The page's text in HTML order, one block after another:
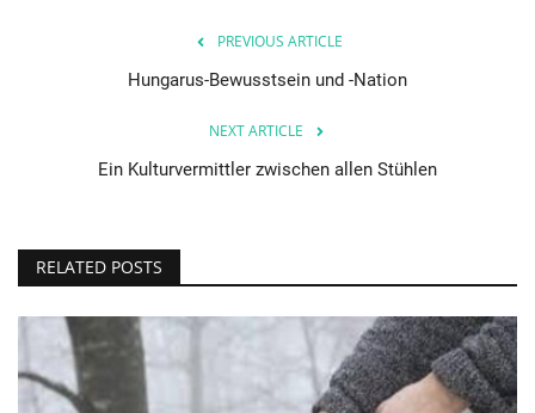
PREVIOUS ARTICLE
Hungarus-Bewusstsein und -Nation
NEXT ARTICLE
Ein Kulturvermittler zwischen allen Stühlen
RELATED POSTS